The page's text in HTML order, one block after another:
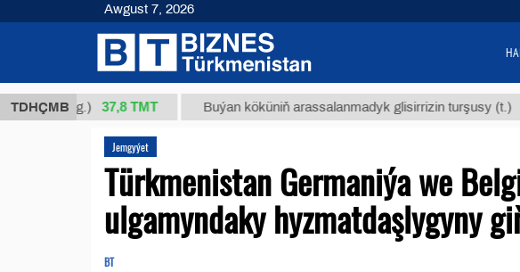
TDHÇMB
1 (kg.) 37,8 ТМТ Buýan köküniň arassalanmadyk glisirrizin turşusy (t.)
Jemgyýet
Türkmenistan Germaniýa we
ulgamyndaky hyzmatdaşlygyny
BT
Awgust 7, 2026